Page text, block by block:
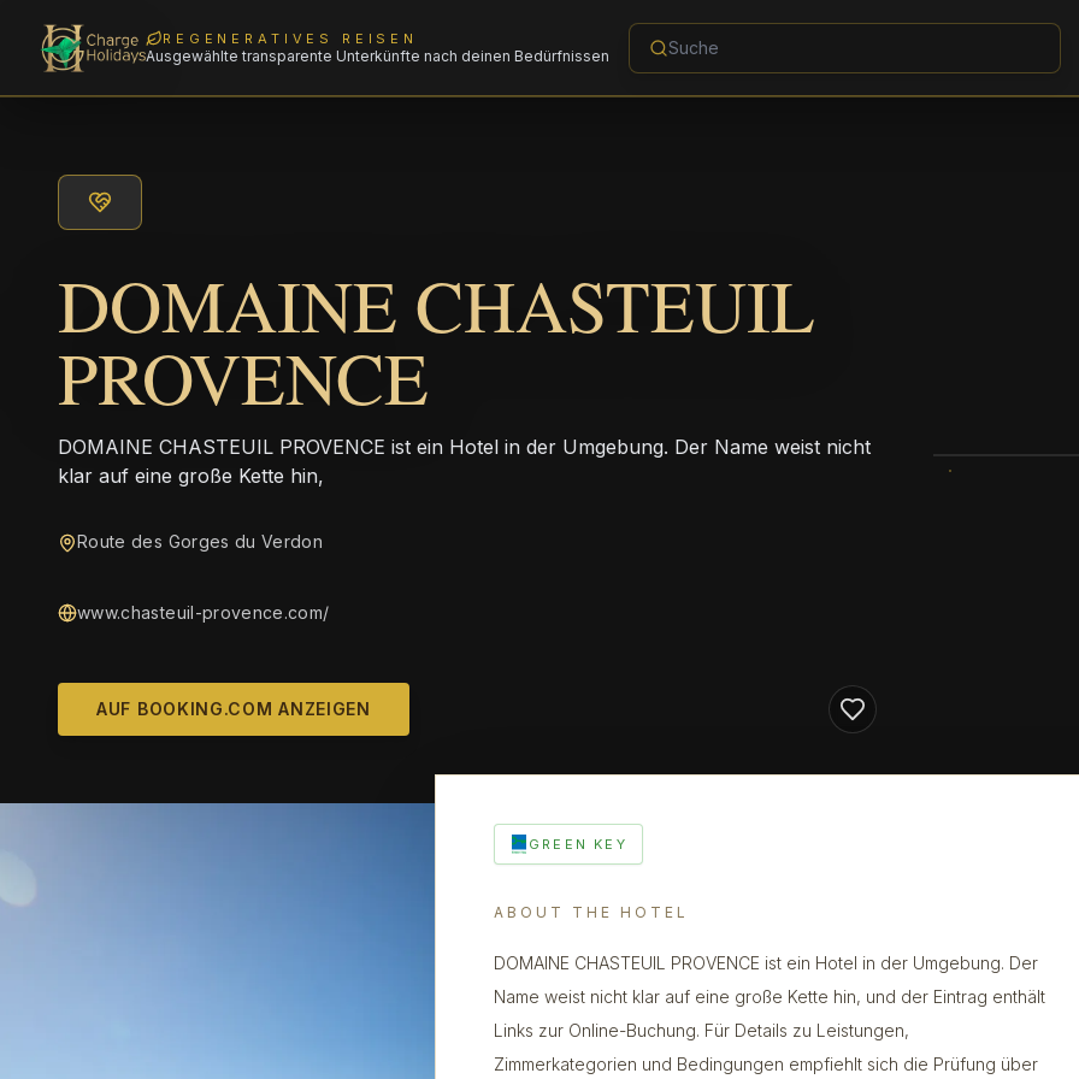
REGENERATIVES REISEN
Ausgewählte transparente Unterkünfte nach deinen Bedürfnissen
DOMAINE CHASTEUIL
PROVENCE
DOMAINE CHASTEUIL PROVENCE ist ein Hotel in der Umgebung. Der Name weist nicht
klar auf eine große Kette hin,
Route des Gorges du Verdon
www.chasteuil-provence.com/
AUF BOOKING.COM ANZEIGEN
GREEN KEY
ABOUT THE HOTEL
DOMAINE CHASTEUIL PROVENCE ist ein Hotel in der Umgebung. Der
Name weist nicht klar auf eine große Kette hin, und der Eintrag enthält
Links zur Online-Buchung. Für Details zu Leistungen,
Zimmerkategorien und Bedingungen empfiehlt sich die Prüfung über